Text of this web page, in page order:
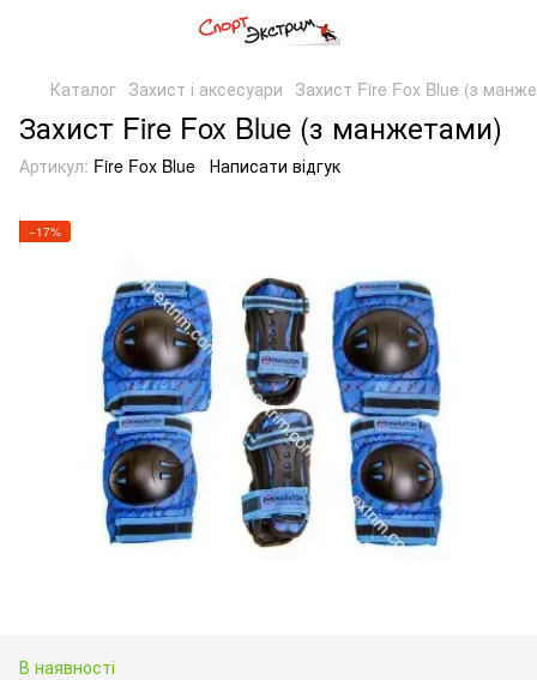
Каталог Захист і аксесуари Захист Fire Fox Blue (з
Захист Fire Fox Blue (з манжетами)
Артикул: Fire Fox Blue Написати відгук
−17%
В наявності